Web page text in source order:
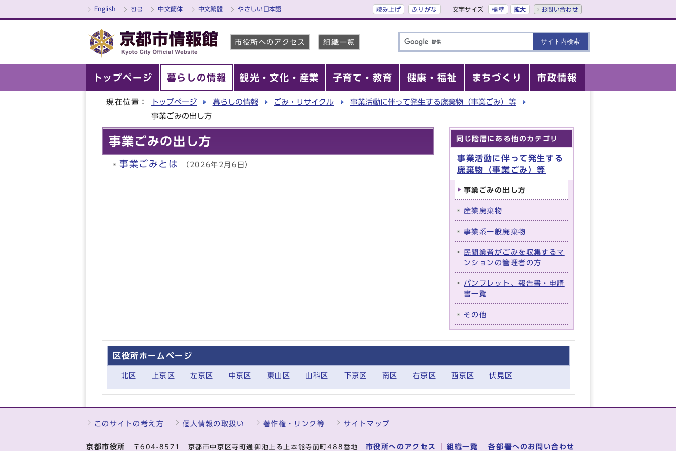
English 한글 中文簡体 中文繁體 やさしい日本語 読み上げ ふりがな 文字サイズ 標準 拡大 お問い合わせ
市役所へのアクセス 組織一覧
トップページ 暮らしの情報 観光・文化・産業 子育て・教育 健康・福祉 まちづくり 市政情報
現在位置： トップページ 暮らしの情報 ごみ・リサイクル
事業活動に伴って発生する廃棄物（事業ごみ）等
事業ごみの出し方
事業ごみの出し方
事業ごみとは （2026年2月6日）
同じ階層にある他のカテゴリ
事業活動に伴って発生する
廃棄物（事業ごみ）等
事業ごみの出し方
産業廃棄物
事業系一般廃棄物
民間業者がごみを収集するマ
ンションの管理者の方
パンフレット、報告書・申請
書一覧
その他
区役所ホームページ
北区 上京区 左京区 中京区 東山区 山科区 下京区 南区 右京区 西京区 伏見区
このサイトの考え方 個人情報の取扱い 著作権・リンク等 サイトマップ
京都市役所 〒604-8571 京都市中京区寺町通御池上る上本能寺前町488番地 市役所へのアクセス 組織一覧 各部署へのお問い合わせ